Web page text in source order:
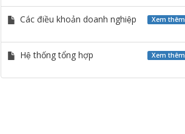
Các điều khoản doanh nghiệp Xem thêm
Hệ thống tổng hợp Xem thêm